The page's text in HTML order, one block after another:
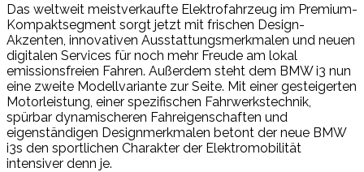
Das weltweit meistverkaufte Elektrofahrzeug im Premium-
Kompaktsegment sorgt jetzt mit frischen Design-
Akzenten, innovativen Ausstattungsmerkmalen und neuen
digitalen Services für noch mehr Freude am lokal
emissionsfreien Fahren. Außerdem steht dem BMW i3 nun
eine zweite Modellvariante zur Seite. Mit einer gesteigerten
Motorleistung, einer spezifischen Fahrwerkstechnik,
spürbar dynamischeren Fahreigenschaften und
eigenständigen Designmerkmalen betont der neue BMW
i3s den sportlichen Charakter der Elektromobilität
intensiver denn je.